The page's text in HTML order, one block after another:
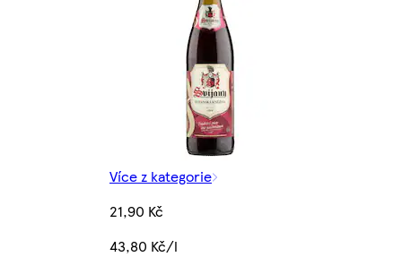
Více z kategorie
21,90 Kč
43,80 Kč/l